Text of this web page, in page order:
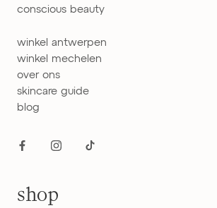
conscious beauty
winkel antwerpen
winkel mechelen
over ons
skincare guide
blog
shop